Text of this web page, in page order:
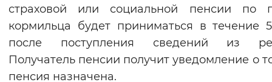
страховой или социальной пенсии по
кормильца будет приниматься в течение
после поступления сведений из
Получатель пенсии получит уведомление о
пенсия назначена.